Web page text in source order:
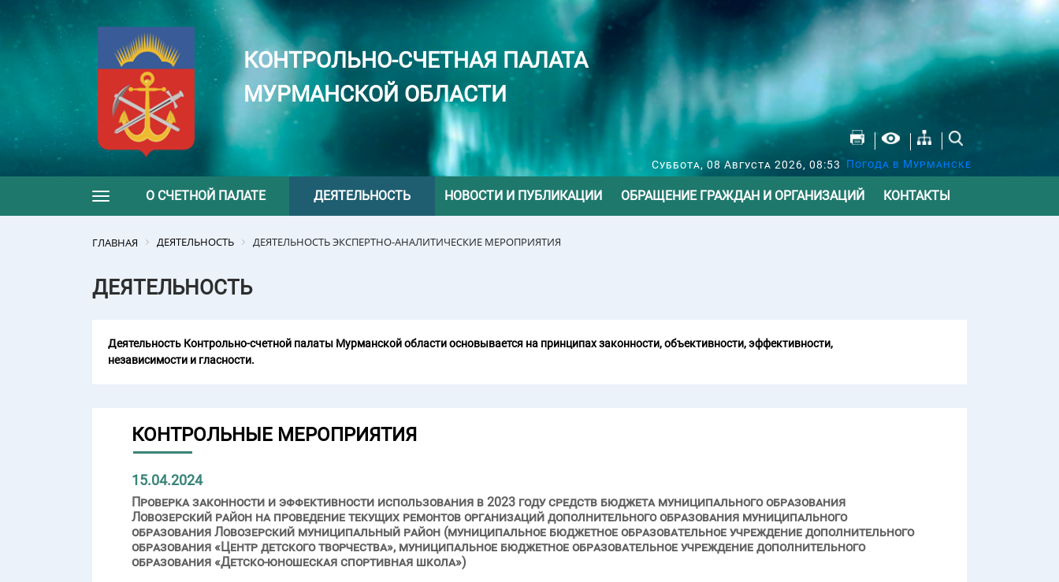
КОНТРОЛЬНО-СЧЕТНАЯ ПАЛАТА
МУРМАНСКОЙ ОБЛАСТИ
Суббота, 08 Августа 2026, 08:53 Погода в Мурманске
Toggle navigation
О СЧЕТНОЙ ПАЛАТЕ ДЕЯТЕЛЬНОСТЬ НОВОСТИ И ПУБЛИКАЦИИ ОБРАЩЕНИЕ ГРАЖДАН И ОРГАНИЗАЦИЙ КОНТАКТЫ
ГЛАВНАЯ ДЕЯТЕЛЬНОСТЬ ДЕЯТЕЛЬНОСТЬ ЭКСПЕРТНО-АНАЛИТИЧЕСКИЕ МЕРОПРИЯТИЯ
ДЕЯТЕЛЬНОСТЬ
Деятельность Контрольно-счетной палаты Мурманской области основывается на принципах законности, объективности, эффективности,
независимости и гласности.
КОНТРОЛЬНЫЕ МЕРОПРИЯТИЯ
15.04.2024
Проверка законности и эффективности использования в 2023 году средств бюджета муниципального образования
Ловозерский район на проведение текущих ремонтов организаций дополнительного образования муниципального
образования Ловозерский муниципальный район (муниципальное бюджетное образовательное учреждение дополнительного
образования «Центр детского творчества», муниципальное бюджетное образовательное учреждение дополнительного
образования «Детско-юношеская спортивная школа»)